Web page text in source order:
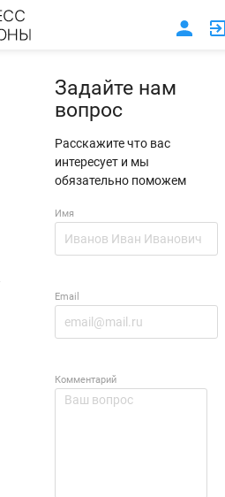
Задайте нам
вопрос
Расскажите что вас
интересует и мы
обязательно поможем
Имя
Email
Комментарий